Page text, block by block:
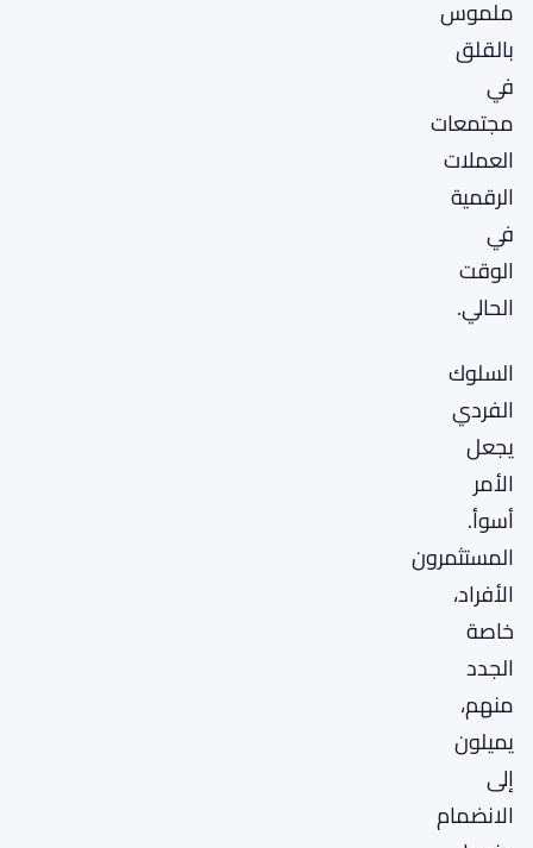
ملموس
بالقلق
في
مجتمعات
العملات
الرقمية
في
الوقت
الحالي.
السلوك
الفردي
يجعل
الأمر
أسوأ.
المستثمرون
الأفراد،
خاصة
الجدد
منهم،
يميلون
إلى
الانضمام